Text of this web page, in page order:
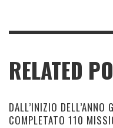
RELATED
DALL’INIZIO
COMPLETATO 110